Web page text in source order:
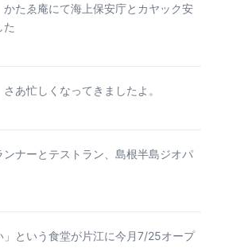
たゑ庵にて海上保安庁とカヤック安
た
あ忙しくなってきましたよ。
ナーとテストラン、島根半島ジオパ
」という食堂が片江に今月7/25オープ